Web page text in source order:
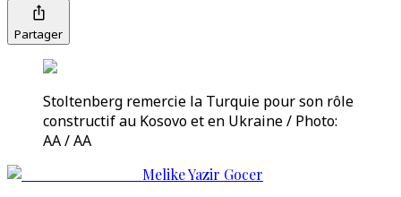
Partager
Stoltenberg remercie la Turquie pour son rôle
constructif au Kosovo et en Ukraine / Photo:
AA / AA
Melike Yazir Gocer